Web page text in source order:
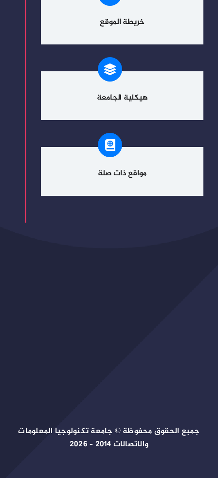
خريطة الموقع
هيكلية الجامعة
مواقع ذات صلة
جمبع الحقوق محفوظة © جامعة تكنولوجيا المعلومات
والاتصالات 2014 – 2026